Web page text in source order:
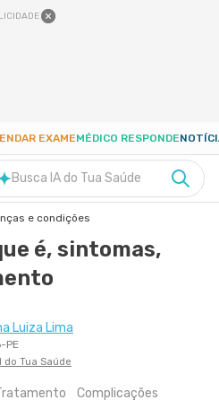
EXAMEMÉDICO RESPONDE
Busca IA do Tua Saúde
e condições
é, sintomas,
Luiza Lima
PE
do Tua Saúde
Complicações